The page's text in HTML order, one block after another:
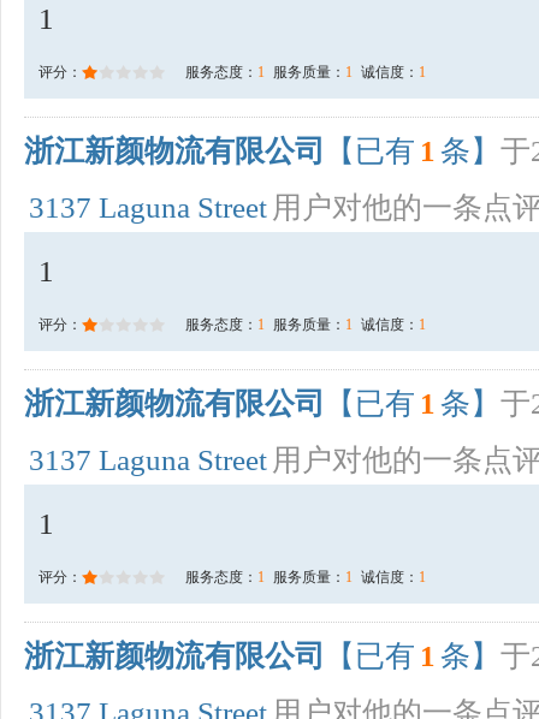
1
评分： 服务态度： 1 服务质量： 1 诚信度： 1
浙江新颜物流有限公司 【已有 1 条】 于
3137 Laguna Street 用户对他的一条点
1
评分： 服务态度： 1 服务质量： 1 诚信度： 1
浙江新颜物流有限公司 【已有 1 条】 于
3137 Laguna Street 用户对他的一条点
1
评分： 服务态度： 1 服务质量： 1 诚信度： 1
浙江新颜物流有限公司 【已有 1 条】 于
3137 Laguna Street 用户对他的一条点